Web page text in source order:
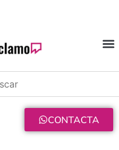
CONTACTA